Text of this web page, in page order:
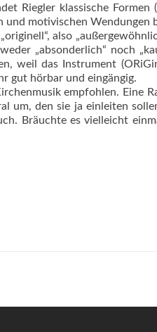
Riegler klassische Formen
motivischen Wendungen
also
„absonderlich“ noch
weil das Instrument
gut hörbar und eingängig.
empfohlen. Eine
um, den sie ja einleiten
Bräuchte es vielleicht